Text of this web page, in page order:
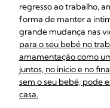
regresso ao trabalho,
forma de manter a
grande mudança nas
para o seu bebé no
amamentação como
juntos, no início e no
sem o seu bebé, pode
casa.